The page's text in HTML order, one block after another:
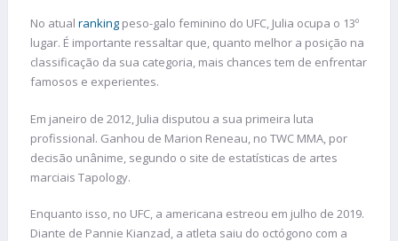
No atual ranking peso-galo feminino do UFC, Julia ocupa o 13º
lugar. É importante ressaltar que, quanto melhor a posição na
classificação da sua categoria, mais chances tem de enfrentar
famosos e experientes.
Em janeiro de 2012, Julia disputou a sua primeira luta
profissional. Ganhou de Marion Reneau, no TWC MMA, por
decisão unânime, segundo o site de estatísticas de artes
marciais Tapology.
Enquanto isso, no UFC, a americana estreou em julho de 2019.
Diante de Pannie Kianzad, a atleta saiu do octógono com a